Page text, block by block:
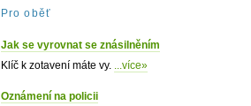
Pro oběť
Jak se vyrovnat se znásilněním
Klíč k zotavení máte vy.
...více»
Oznámení na policii